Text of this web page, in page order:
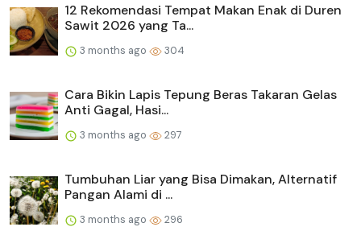
12 Rekomendasi Tempat Makan Enak di Duren
Sawit 2026 yang Ta...
3 months ago 304
Cara Bikin Lapis Tepung Beras Takaran Gelas
Anti Gagal, Hasi...
3 months ago 297
Tumbuhan Liar yang Bisa Dimakan, Alternatif
Pangan Alami di ...
3 months ago 296